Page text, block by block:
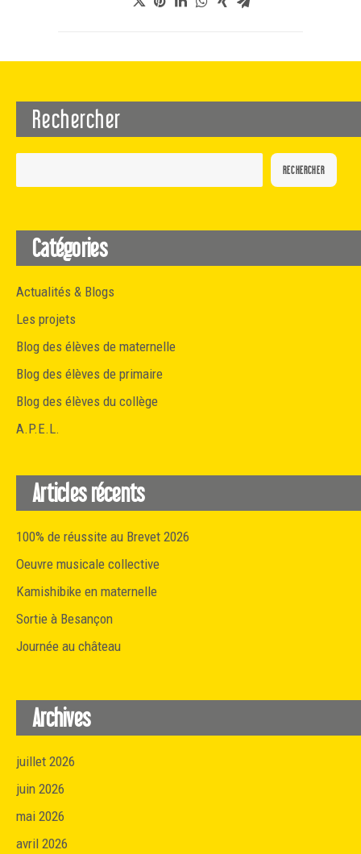
Rechercher
RECHERCHER
Catégories
Actualités & Blogs
Les projets
Blog des élèves de maternelle
Blog des élèves de primaire
Blog des élèves du collège
A.P.E.L.
Articles récents
100% de réussite au Brevet 2026
Oeuvre musicale collective
Kamishibike en maternelle
Sortie à Besançon
Journée au château
Archives
juillet 2026
juin 2026
mai 2026
avril 2026